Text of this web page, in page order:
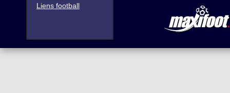
Liens football